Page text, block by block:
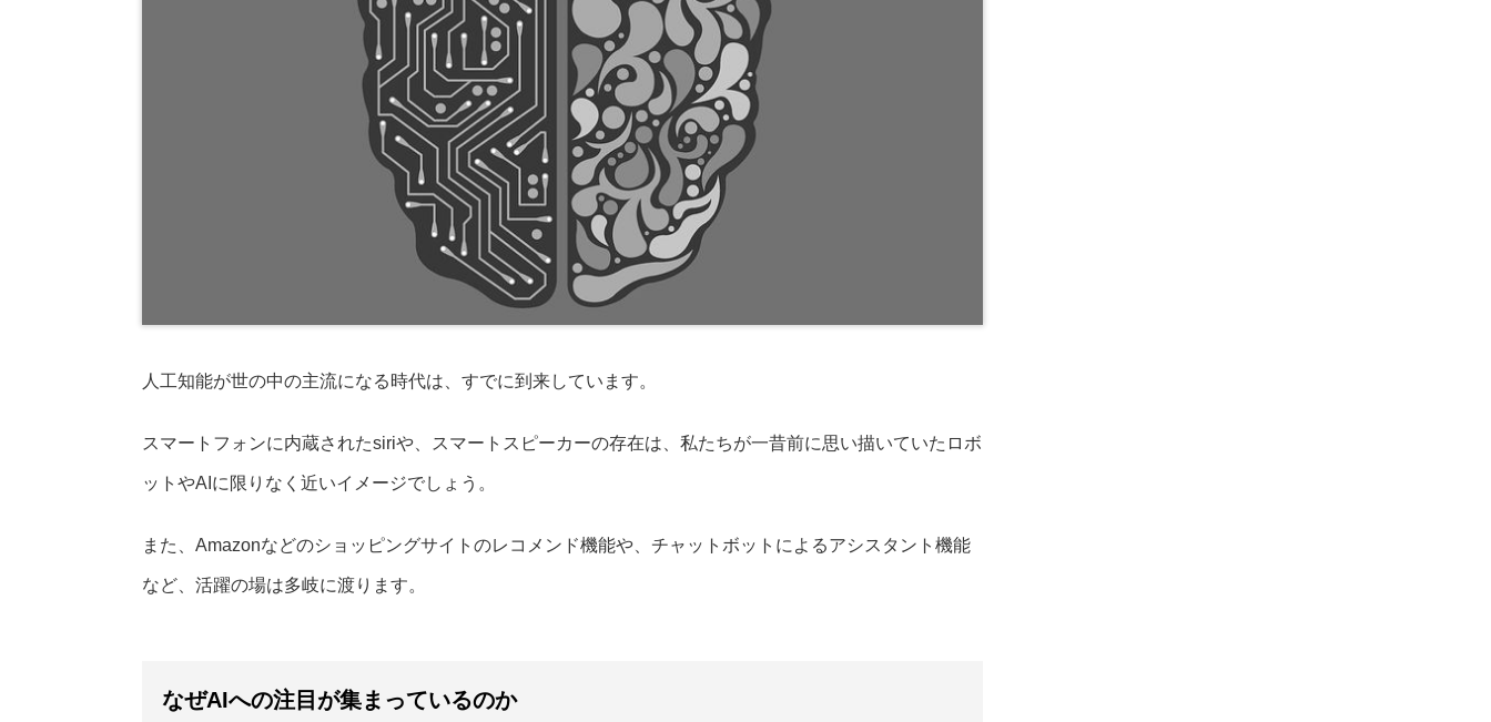
人工知能が世の中の主流になる時代は、すでに到来しています。
スマートフォンに内蔵されたsiriや、スマートスピーカーの存在は、私たちが一昔前に思い描いていたロボ
ットやAIに限りなく近いイメージでしょう。
また、Amazonなどのショッピングサイトのレコメンド機能や、チャットボットによるアシスタント機能
など、活躍の場は多岐に渡ります。
なぜAIへの注目が集まっているのか